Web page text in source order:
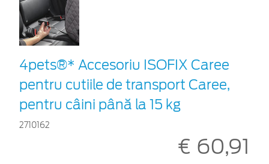
4pets®* Accesoriu ISOFIX Caree
pentru cutiile de transport Caree,
pentru câini până la 15 kg
2710162
€ 60,91